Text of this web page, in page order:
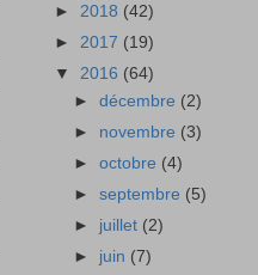
► 2018 (42)
► 2017 (19)
▼ 2016 (64)
►décembre (2)
► novembre (3)
►octobre (4)
►septembre (5)
► juillet (2)
► juin (7)